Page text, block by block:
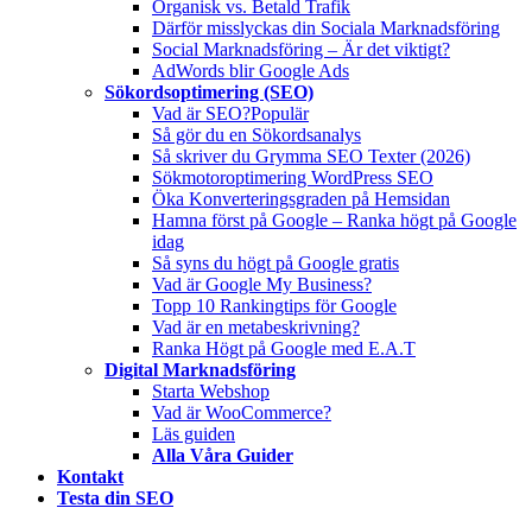
Organisk vs. Betald Trafik
Därför misslyckas din Sociala Marknadsföring
Social Marknadsföring – Är det viktigt?
AdWords blir Google Ads
Sökordsoptimering (SEO)
Vad är SEO?Populär
Så gör du en Sökordsanalys
Så skriver du Grymma SEO Texter (2026)
Sökmotoroptimering WordPress SEO
Öka Konverteringsgraden på Hemsidan
Hamna först på Google – Ranka högt på Google
idag
Så syns du högt på Google gratis
Vad är Google My Business?
Topp 10 Rankingtips för Google
Vad är en metabeskrivning?
Ranka Högt på Google med E.A.T
Digital Marknadsföring
Starta Webshop
Vad är WooCommerce?
Läs guiden
Alla Våra Guider
Kontakt
Testa din SEO